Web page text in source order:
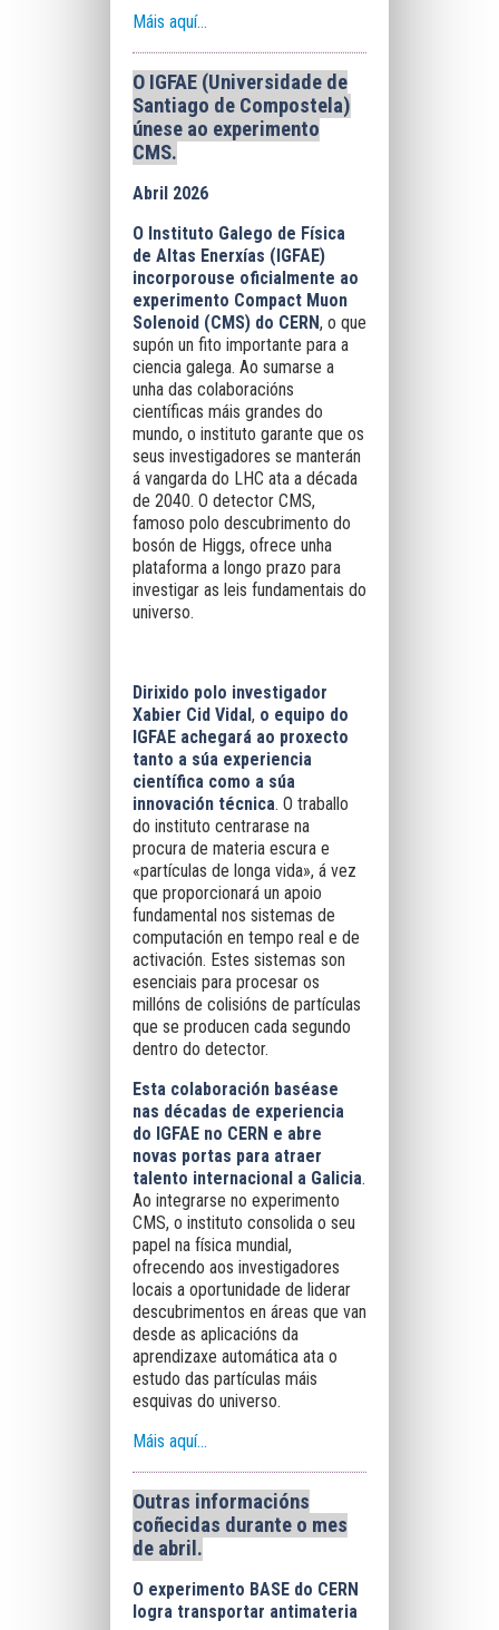
Máis aquí…
O IGFAE (Universidade de
Santiago de Compostela)
únese ao experimento
CMS.
Abril 2026
O Instituto Galego de Física
de Altas Enerxías (IGFAE)
incorporouse oficialmente ao
experimento Compact Muon
Solenoid (CMS) do CERN, o que
supón un fito importante para a
ciencia galega. Ao sumarse a
unha das colaboracións
científicas máis grandes do
mundo, o instituto garante que os
seus investigadores se manterán
á vangarda do LHC ata a década
de 2040. O detector CMS,
famoso polo descubrimento do
bosón de Higgs, ofrece unha
plataforma a longo prazo para
investigar as leis fundamentais do
universo.
Dirixido polo investigador
Xabier Cid Vidal, o equipo do
IGFAE achegará ao proxecto
tanto a súa experiencia
científica como a súa
innovación técnica. O traballo
do instituto centrarase na
procura de materia escura e
«partículas de longa vida», á vez
que proporcionará un apoio
fundamental nos sistemas de
computación en tempo real e de
activación. Estes sistemas son
esenciais para procesar os
millóns de colisións de partículas
que se producen cada segundo
dentro do detector.
Esta colaboración baséase
nas décadas de experiencia
do IGFAE no CERN e abre
novas portas para atraer
talento internacional a Galicia.
Ao integrarse no experimento
CMS, o instituto consolida o seu
papel na física mundial,
ofrecendo aos investigadores
locais a oportunidade de liderar
descubrimentos en áreas que van
desde as aplicacións da
aprendizaxe automática ata o
estudo das partículas máis
esquivas do universo.
Máis aquí...
Outras informacións
coñecidas durante o mes
de abril.
O experimento BASE do CERN
logra transportar antimateria